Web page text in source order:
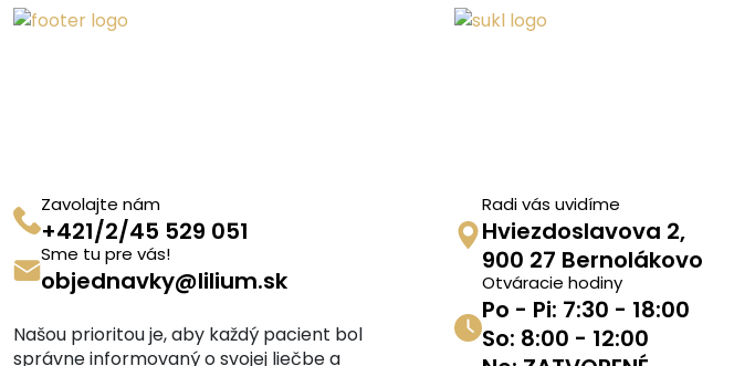
Zavolajte nám
+421/2/45 529 051
Sme tu pre vás!
objednavky@lilium.sk
Našou prioritou je, aby každý pacient bol
správne informovaný o svojej liečbe a
Radi vás uvidíme
Hviezdoslavova 2,
900 27 Bernolákovo
Otváracie hodiny
Po - Pi: 7:30 - 18:00
So: 8:00 - 12:00